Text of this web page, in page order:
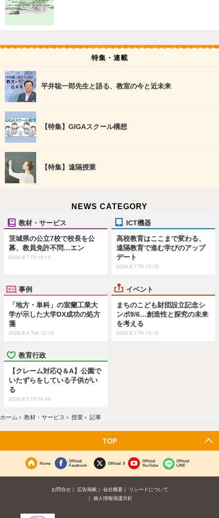
特集・連載
平井聡一郎先生と語る、教室の今と近未来
【特集】GIGAスクール構想
【特集】遠隔授業
NEWS CATEGORY
教材・サービス
茨城県の公立7校で校長を公
募、教員免許不問…エン
2026.8.7 Fri 19:15
ICT機器
高校教育はここまで変わる、
遠隔教育で進む学びのアップ
デート
2026.8.7 Fri 15:15
事例
「地方・単科」の室蘭工業大
学が示した大学DX成功の処方
箋
2026.8.4 Tue 12:15
イベント
まちのこども財団設立記念シ
ンポ9/6…創造性と探究の未来
を考える
2026.8.7 Fri 16:15
教育行政
【クレーム対応Q＆A】公園で
いたずらをしている子供がい
る
2026.8.7 Fri 19:45
ホーム › 教材・サービス › 授業 › 記事
TOP
Home
Official
Facebook
Official X
Official
YouTube
Official
LINE
お問合せ 広告掲載 会社概要
リシードについて
個人情報保護方針